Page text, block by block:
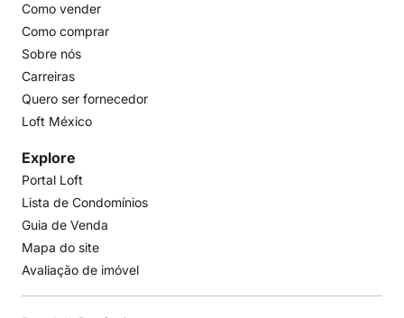
Como vender
Como comprar
Sobre nós
Carreiras
Quero ser fornecedor
Loft México
Explore
Portal Loft
Lista de Condomínios
Guia de Venda
Mapa do site
Avaliação de imóvel